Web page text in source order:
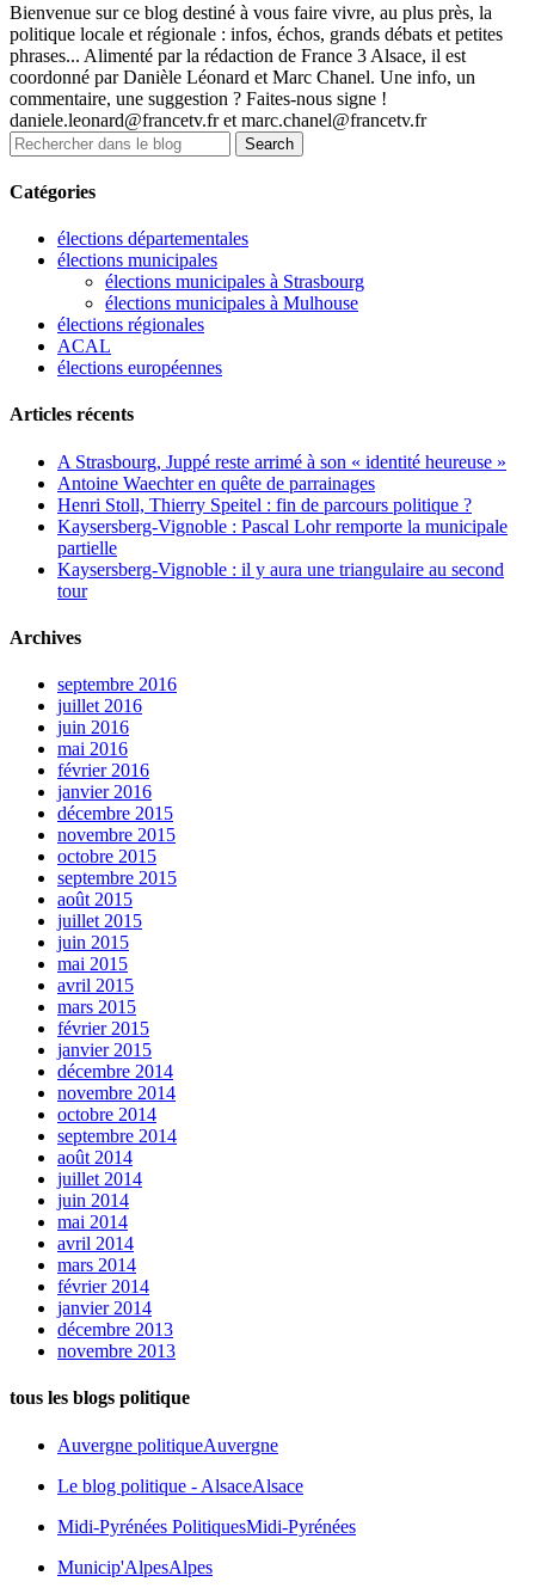
Bienvenue sur ce blog destiné à vous faire vivre, au plus près, la
politique locale et régionale : infos, échos, grands débats et petites
phrases... Alimenté par la rédaction de France 3 Alsace, il est
coordonné par Danièle Léonard et Marc Chanel. Une info, un
commentaire, une suggestion ? Faites-nous signe !
daniele.leonard@francetv.fr et marc.chanel@francetv.fr
Catégories
élections départementales
élections municipales
élections municipales à Strasbourg
élections municipales à Mulhouse
élections régionales
ACAL
élections européennes
Articles récents
A Strasbourg, Juppé reste arrimé à son « identité heureuse »
Antoine Waechter en quête de parrainages
Henri Stoll, Thierry Speitel : fin de parcours politique ?
Kaysersberg-Vignoble : Pascal Lohr remporte la municipale
partielle
Kaysersberg-Vignoble : il y aura une triangulaire au second
tour
Archives
septembre 2016
juillet 2016
juin 2016
mai 2016
février 2016
janvier 2016
décembre 2015
novembre 2015
octobre 2015
septembre 2015
août 2015
juillet 2015
juin 2015
mai 2015
avril 2015
mars 2015
février 2015
janvier 2015
décembre 2014
novembre 2014
octobre 2014
septembre 2014
août 2014
juillet 2014
juin 2014
mai 2014
avril 2014
mars 2014
février 2014
janvier 2014
décembre 2013
novembre 2013
tous les blogs politique
Auvergne politiqueAuvergne
Le blog politique - AlsaceAlsace
Midi-Pyrénées PolitiquesMidi-Pyrénées
Municip'AlpesAlpes